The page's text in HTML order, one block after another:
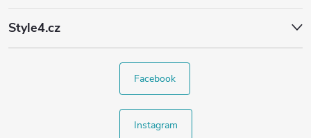
Style4.cz
Facebook
Instagram